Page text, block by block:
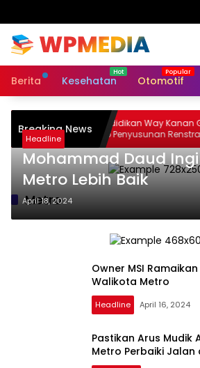
Berita Kesehatan Otomotif
Breaking News
Dinas Pendidikan Way Kanan Gelar
Workshop Penyusunan Renstra
Metro
Headline
Mohammad Daud
Metro Lebih Baik
April 18, 2024
Owner MSI
Walikota Metro
Headline April 16, 2024
Pastikan Arus Mudik
Metro Perbaiki Jalan